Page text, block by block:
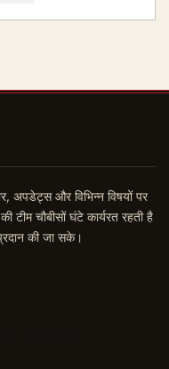
अपडेट्स और विभिन्न विषयों पर
टीम चौबीसों घंटे कार्यरत रहती है
की जा सके।